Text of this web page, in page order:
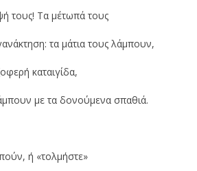
τους! Τα μέτωπά τους
τα μάτια τους λάμπουν,
καταιγίδα,
με τα δονούμενα σπαθιά.
ή «τολμήστε»